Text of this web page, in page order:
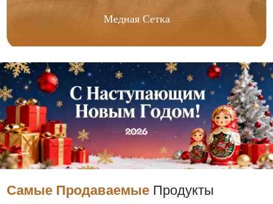
Медная Сетка
Самые Продаваемые Продукты